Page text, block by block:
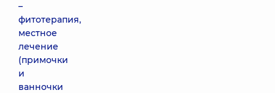
–
фитотерапия,
местное
лечение
(примочки
и
ванночки